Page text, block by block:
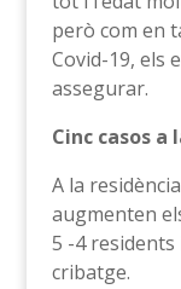
però com en
Covid-19, els
assegurar.
Cinc casos a
A la
augmenten
5 -4
cribatge.